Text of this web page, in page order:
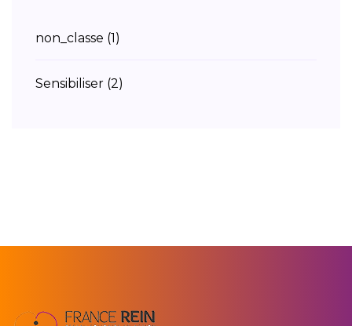
non_classe (1)
Sensibiliser (2)